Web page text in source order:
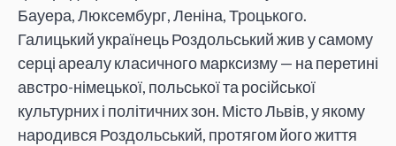
Бауера, Люксембург, Леніна, Троцького.
Галицький українець Роздольський жив у самому
серці ареалу класичного марксизму — на перетині
австро-німецької, польської та російської
культурних і політичних зон. Місто Львів, у якому
народився Роздольський, протягом його життя